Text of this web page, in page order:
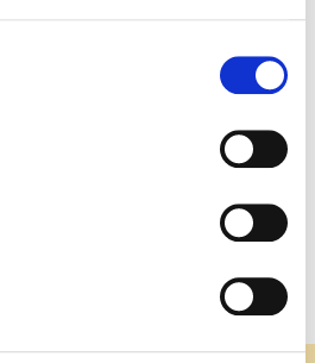
3 (bât. M) - Institut Arnault